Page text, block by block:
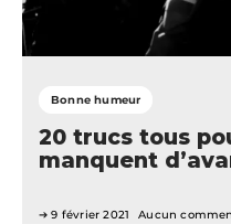
Bonne humeur
20 trucs tous
manquent
9 février 2021 Aucun